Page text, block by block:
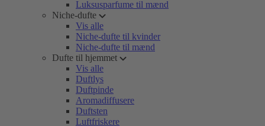
Luksusparfume til mænd
Niche-dufte
Vis alle
Niche-dufte til kvinder
Niche-dufte til mænd
Dufte til hjemmet
Vis alle
Duftlys
Duftpinde
Aromadiffusere
Duftsten
Luftfriskere